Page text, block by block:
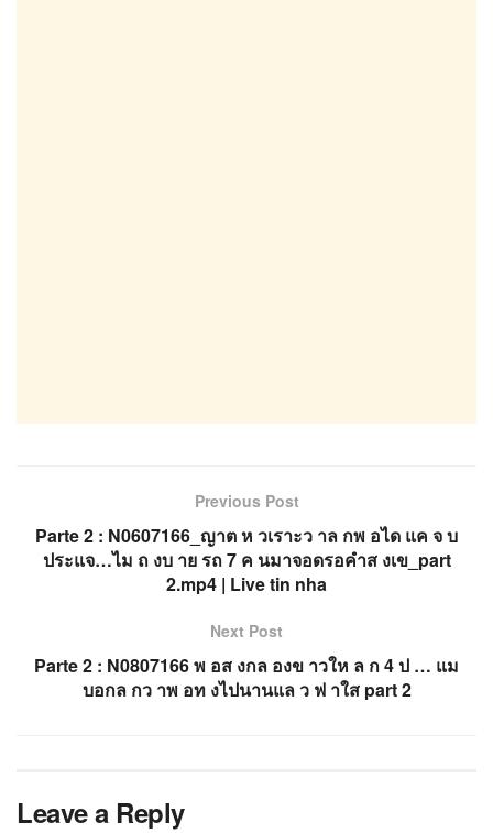
Previous Post
Parte 2 : N0607166_ญาต ห วเราะว าล กพ อได แค จ บ
ประแจ…ไม ถ งบ าย รถ 7 ค นมาจอดรอคำส งเข_part
2.mp4 | Live tin nha
Next Post
Parte 2 : N0807166 พ อส งกล องข าวให ล ก 4 ป … แม
บอกล กว าพ อท งไปนานแล ว ฟ าใส part 2
Leave a Reply